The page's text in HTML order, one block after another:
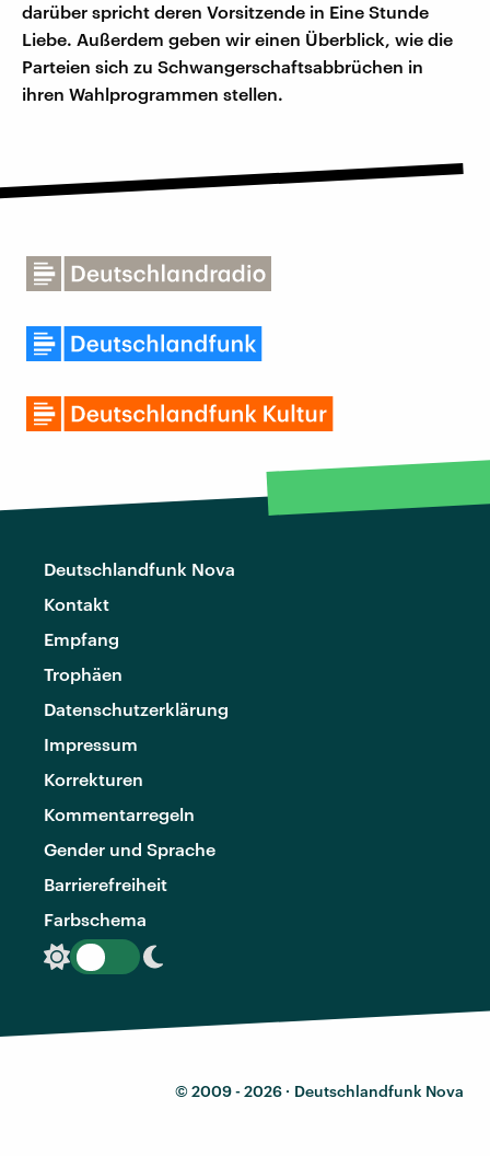
darüber spricht deren Vorsitzende in Eine Stunde
Liebe. Außerdem geben wir einen Überblick, wie die
Parteien sich zu Schwangerschaftsabbrüchen in
ihren Wahlprogrammen stellen.
Deutschlandfunk Nova
Kontakt
Empfang
Trophäen
Datenschutzerklärung
Impressum
Korrekturen
Kommentarregeln
Gender und Sprache
Barrierefreiheit
Farbschema
© 2009 - 2026 · Deutschlandfunk Nova